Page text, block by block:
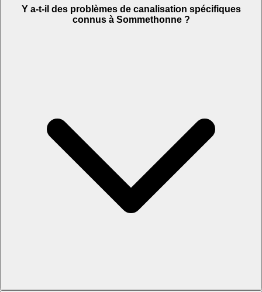
Y a-t-il des problèmes de canalisation spécifiques
connus à Sommethonne ?